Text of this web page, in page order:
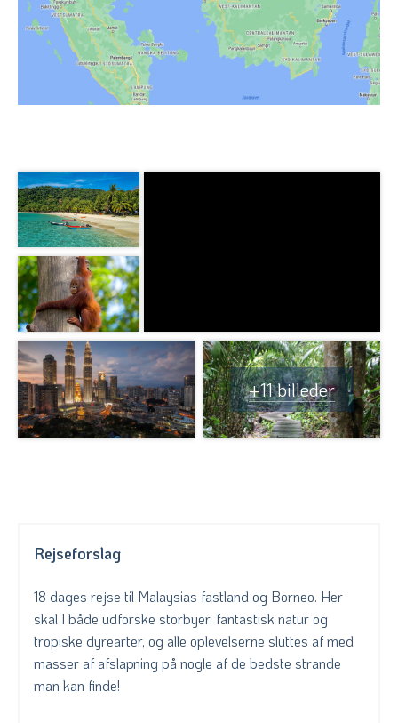
+11 billeder
Rejseforslag
18 dages rejse til Malaysias fastland og Borneo. Her
skal I både udforske storbyer, fantastisk natur og
tropiske dyrearter, og alle oplevelserne sluttes af med
masser af afslapning på nogle af de bedste strande
man kan finde!